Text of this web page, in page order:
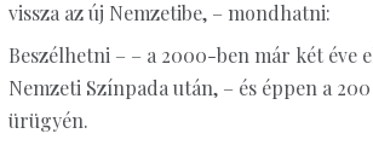
vissza az új Nemzetibe, – mondhatni:
Beszélhetni – – a 2000-ben már két éve
Nemzeti Színpada után, – és éppen a
ürügyén.